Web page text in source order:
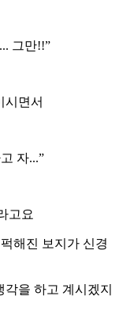
그만!!”
시면서
자...”
고요
해진 보지가 신경
을 하고 계시겠지